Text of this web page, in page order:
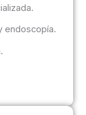
endoscopía.